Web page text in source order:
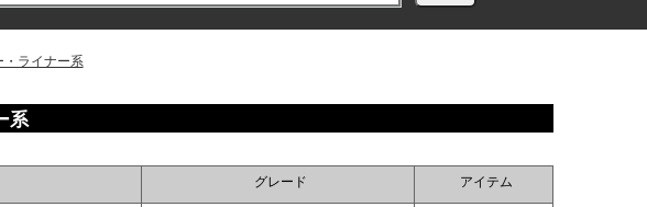
ライナー系
系
グレード
アイテム